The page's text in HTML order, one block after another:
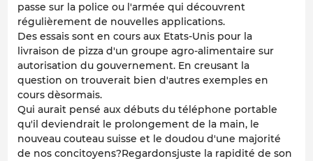
passe sur la police ou l'armée qui découvrent
régulièrement de nouvelles applications.
Des essais sont en cours aux Etats-Unis pour la
livraison de pizza d'un groupe agro-alimentaire sur
autorisation du gouvernement. En creusant la
question on trouverait bien d'autres exemples en
cours dèsormais.
Qui aurait pensé aux débuts du téléphone portable
qu'il deviendrait le prolongement de la main, le
nouveau couteau suisse et le doudou d'une majorité
de nos concitoyens?Regardonsjuste la rapidité de son